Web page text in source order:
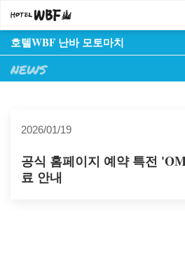
호텔WBF 난바 모토마치
NEWS
2026/01/19
공식 홈페이지 예약 특전
료 안내